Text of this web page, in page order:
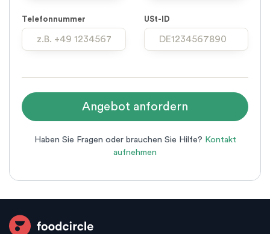
Telefonnummer USt-ID
Haben Sie Fragen oder brauchen Sie Hilfe? Kontakt
aufnehmen